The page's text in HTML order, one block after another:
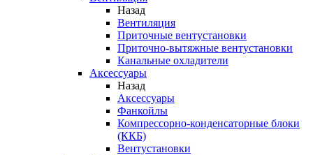
Назад
Вентиляция
Приточные вентустановки
Приточно-вытяжные вентустановки
Канальные охладители
Аксессуары
Назад
Аксессуары
Фанкойлы
Компрессорно-конденсаторные блоки
(ККБ)
Вентустановки